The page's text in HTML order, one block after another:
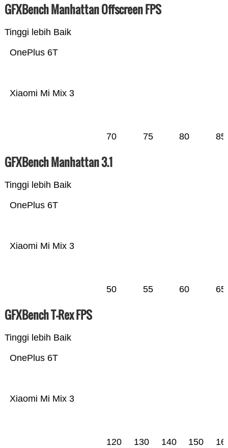
GFXBench Manhattan Offscreen FPS
Tinggi lebih Baik
Xiaomi Mi Mix 3
OnePlus 6T
70 75 80 85
GFXBench Manhattan 3.1
Tinggi lebih Baik
Xiaomi Mi Mix 3
OnePlus 6T
50 55 60 65
GFXBench T-Rex FPS
Tinggi lebih Baik
Xiaomi Mi Mix 3
OnePlus 6T
120 130 140 150